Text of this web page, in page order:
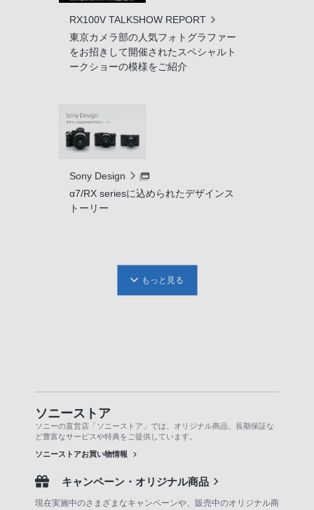
RX100V TALKSHOW REPORT
東京カメラ部の人気フォトグラファー
をお招きして開催されたスペシャルト
ークショーの模様をご紹介
Sony Design
α7/RX seriesに込められたデザインス
トーリー
もっと見る
ソニーストア
ソニーの直営店「ソニーストア」では、オリジナル商品、長期保証な
ど豊富なサービスや特典をご提供しています。
ソニーストアお買い物情報
キャンペーン・オリジナル商品
現在実施中のさまざまなキャンペーンや、販売中のオリジナル商